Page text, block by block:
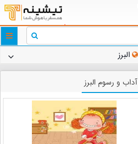
البرز
آداب و رسوم البرز